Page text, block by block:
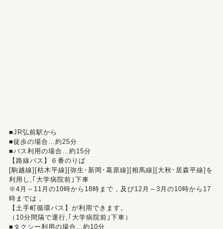
■JR弘前駅から
■徒歩の場合…約25分
■バス利用の場合…約15分
【路線バス】６番のりば
[駒越線][枯木平線][弥生･新岡･葛原線][相馬線][大秋･居森平線]を
利用し,｢大学病院前｣下車
※4月～11月の10時から18時まで，及び12月～3月の10時から17
時までは，
【土手町循環バス】が利用できます。
（10分間隔で運行,｢大学病院前｣下車）
■タクシー利用の場合…約10分